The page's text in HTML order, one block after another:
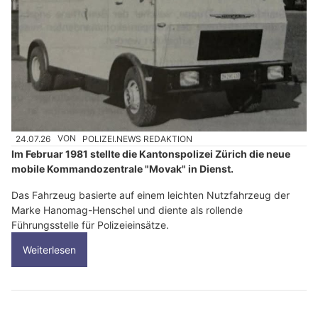
24.07.26 VON POLIZEI.NEWS REDAKTION
Im Februar 1981 stellte die Kantonspolizei Zürich die neue
mobile Kommandozentrale "Movak" in Dienst.
Das Fahrzeug basierte auf einem leichten Nutzfahrzeug der
Marke Hanomag-Henschel und diente als rollende
Führungsstelle für Polizeieinsätze.
Weiterlesen